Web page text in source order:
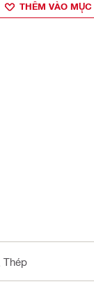
THÊM VÀO
Thép